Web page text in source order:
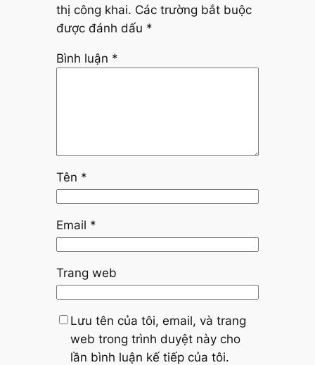
thị công khai. Các trường bắt buộc
được đánh dấu *
Bình luận *
Tên *
Email *
Trang web
Lưu tên của tôi, email, và trang
web trong trình duyệt này cho
lần bình luận kế tiếp của tôi.